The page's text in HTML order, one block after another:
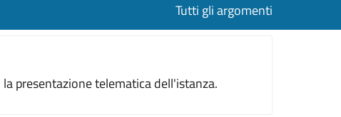
Tutti gli argomenti
presentazione telematica dell'istanza.